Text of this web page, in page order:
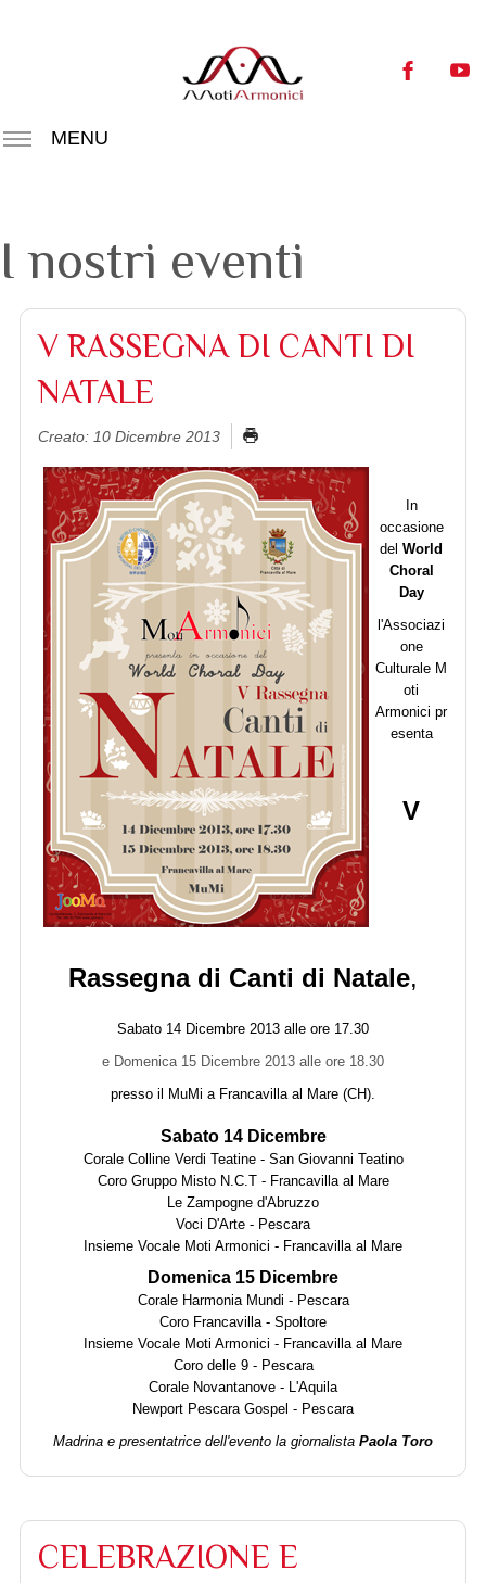
MENU
I nostri eventi
V RASSEGNA DI CANTI DI
NATALE
Creato: 10 Dicembre 2013
In
occasione
del World
Choral
Day
l'Associazi
one
Culturale M
oti
Armonici pr
esenta
V
Rassegna di Canti di Natale,
Sabato 14 Dicembre 2013 alle ore 17.30
e Domenica 15 Dicembre 2013 alle ore 18.30
presso il MuMi a Francavilla al Mare (CH).
Sabato 14 Dicembre
Corale Colline Verdi Teatine - San Giovanni Teatino
Coro Gruppo Misto N.C.T - Francavilla al Mare
Le Zampogne d'Abruzzo
Voci D'Arte - Pescara
Insieme Vocale Moti Armonici - Francavilla al Mare
Domenica 15 Dicembre
Corale Harmonia Mundi - Pescara
Coro Francavilla - Spoltore
Insieme Vocale Moti Armonici - Francavilla al Mare
Coro delle 9 - Pescara
Corale Novantanove - L'Aquila
Newport Pescara Gospel - Pescara
Madrina e presentatrice dell'evento la giornalista Paola Toro
CELEBRAZIONE E